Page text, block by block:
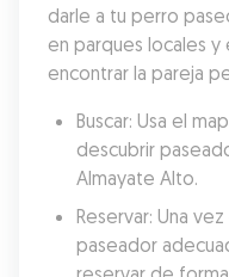
darle a tu perro
en parques locales y
encontrar la pareja
Buscar: Usa el
descubrir
Almayate Alto.
Reservar: Una
paseador